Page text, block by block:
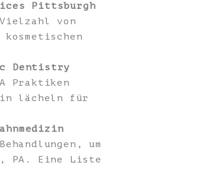
Pittsburgh
von
Dentistry
Praktiken
lächeln für
um
PA. Eine Liste